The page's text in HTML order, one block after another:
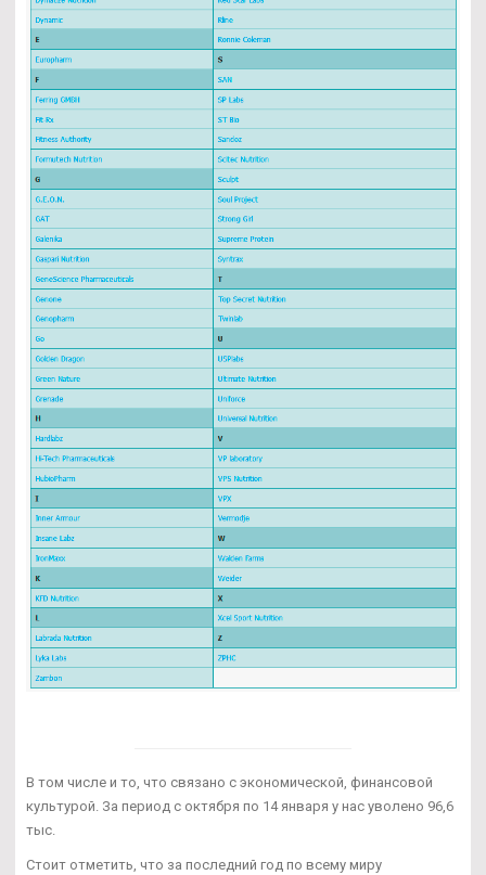
В том числе и то, что связано с экономической, финансовой
культурой. За период с октября по 14 января у нас уволено 96,6
тыс.
Стоит отметить, что за последний год по всему миру